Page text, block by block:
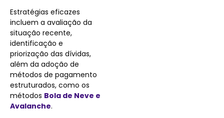
Estratégias eficazes
incluem a avaliação da
situação recente,
identificação e
priorização das dívidas,
além da adoção de
métodos de pagamento
estruturados, como os
métodos Bola de Neve e
Avalanche.